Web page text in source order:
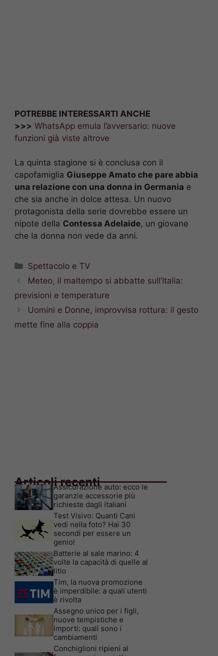
POTREBBE INTERESSARTI ANCHE
>>> WhatsApp emula l’avversario: nuove
funzioni già viste altrove
La quinta stagione si è conclusa con il
capofamiglia Giuseppe Amato che pare abbia
una relazione con una donna in Germania e
che sia anche in dolce attesa. Un nuovo
protagonista della serie dovrebbe essere un
nipote della Contessa Adelaide, un giovane
che la donna non vede da anni.
Categorie
Spettacolo e TV
Meteo, il maltempo si abbatte sull’Italia:
previsioni e temperature
Uomini e Donne, improvvisa rottura: il gesto
mette fine alla coppia
Articoli recenti
Assicurazione auto: ecco le
garanzie accessorie più
richieste dagli italiani
Test Visivo: Quanti Cani
vedi nella foto? Hai 30
secondi per essere un
genio!
Batterie al sale marino: 4
volte la capacità di quelle al
litio
Tim, la nuova promozione
è imperdibile: a quali utenti
è rivolta
Assegno unico per i figli,
nuove tempistiche e
importi: quali sono i
cambiamenti
Conchiglioni ripieni al